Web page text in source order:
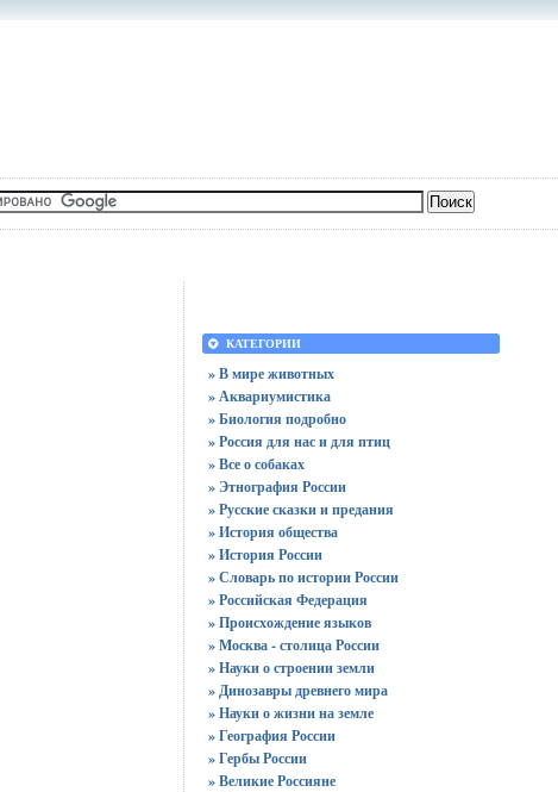
КАТЕГОРИИ
» В мире животных
» Аквариумистика
» Биология подробно
» Россия для нас и для птиц
» Все о собаках
» Этнография России
» Русские сказки и предания
» История общества
» История России
» Словарь по истории России
» Российская Федерация
» Происхождение языков
» Москва - столица России
» Науки о строении земли
» Динозавры древнего мира
» Науки о жизни на земле
» География России
» Гербы России
» Великие Россияне